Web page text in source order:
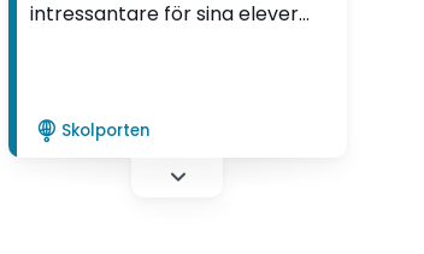
intressantare för sina elever
jobba spontant utan att jag
behövde starta upp dem. Det
var en kreativ och positiv
Skolporten